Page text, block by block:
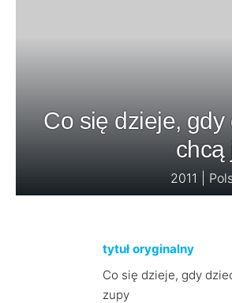
Co się dzieje, gdy
chcą
2011 |
tytuł oryginalny
Co się dzieje, gdy
zupy